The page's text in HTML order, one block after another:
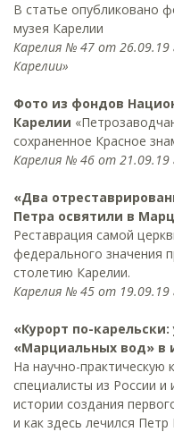
В статье опубликовано
музея Карелии
Карелия № 47 от 26.09.19
Карелии»
Фото из фондов
Карелии
сохраненное Красное
Карелия № 46 от 21.09.19
«Два
Петра освятили в
Реставрация самой
федерального значения
столетию Карелии.
Карелия № 45 от 19.09.19
«Курорт по-
«Марциальных вод» в
На научно-практическую
специалисты из России
истории создания
и как здесь лечился